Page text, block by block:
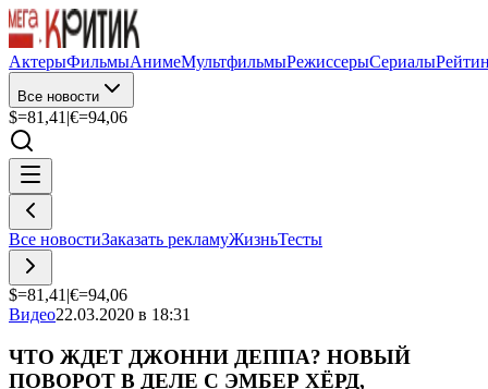
АктерыФильмыАнимеМультфильмыРежиссерыСериалы
Все новости
$=81,41 |€=94,06
Все новостиЗаказать рекламуЖизньТесты
$=81,41 |€=94,06
Видео22.03.2020 в 18:31
ЧТО ЖДЕТ ДЖОННИ ДЕППА? НОВЫЙ
ПОВОРОТ В ДЕЛЕ С ЭМБЕР ХЁРД,